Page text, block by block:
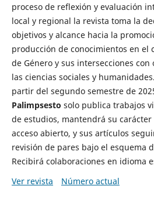
proceso de reflexión y evaluación
local y regional la revista toma la
objetivos y alcance hacia la
producción de conocimientos en el
de Género y sus intersecciones
las ciencias sociales y
partir del segundo semestre de
Palimpsesto solo publica trabajos
de estudios, mantendrá su
acceso abierto, y sus artículos
revisión de pares bajo el esquema
Recibirá colaboraciones en idioma
Ver revista
Número actual